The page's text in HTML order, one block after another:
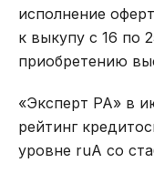
исполнение
к выкупу с 16 по
приобретению
«Эксперт РА» в
рейтинг
уровне ruA со